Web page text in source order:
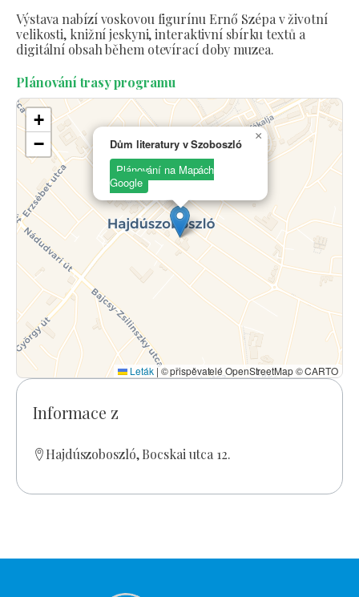
Výstava nabízí voskovou figurínu Ernő Szépa v životní
velikosti, knižní jeskyni, interaktivní sbírku textů a
digitální obsah během otevírací doby muzea.
Plánování trasy programu
Dům literatury v Szoboszló
Plánování na Mapách
Google
×
+
−
Leták |© přispěvatelé OpenStreetMap © CARTO
Informace z
Hajdúszoboszló, Bocskai utca 12.